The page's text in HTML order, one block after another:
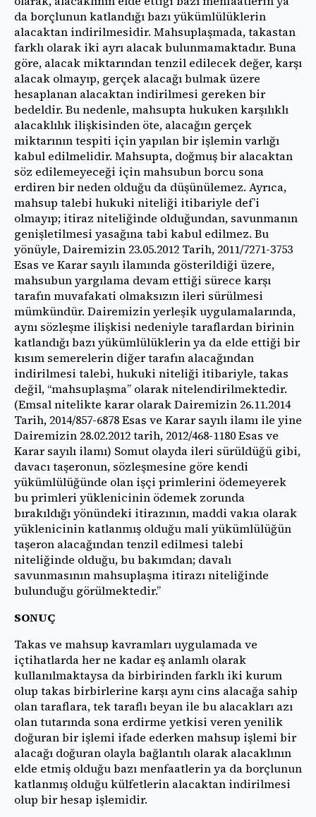
da borçlunun katlandığı bazı yükümlülüklerin
alacaktan indirilmesidir. Mahsuplaşmada, takastan
farklı olarak iki ayrı alacak bulunmamaktadır. Buna
göre, alacak miktarından tenzil edilecek değer, karşı
alacak olmayıp, gerçek alacağı bulmak üzere
hesaplanan alacaktan indirilmesi gereken bir
bedeldir. Bu nedenle, mahsupta hukuken karşılıklı
alacaklılık ilişkisinden öte, alacağın gerçek
miktarının tespiti için yapılan bir işlemin varlığı
kabul edilmelidir. Mahsupta, doğmuş bir alacaktan
söz edilemeyeceği için mahsubun borcu sona
erdiren bir neden olduğu da düşünülemez. Ayrıca,
mahsup talebi hukuki niteliği itibariyle def’i
olmayıp; itiraz niteliğinde olduğundan, savunmanın
genişletilmesi yasağına tabi kabul edilmez. Bu
yönüyle, Dairemizin 23.05.2012 Tarih, 2011/7271-3753
Esas ve Karar sayılı ilamında gösterildiği üzere,
mahsubun yargılama devam ettiği sürece karşı
tarafın muvafakati olmaksızın ileri sürülmesi
mümkündür. Dairemizin yerleşik uygulamalarında,
aynı sözleşme ilişkisi nedeniyle taraflardan birinin
katlandığı bazı yükümlülüklerin ya da elde ettiği bir
kısım semerelerin diğer tarafın alacağından
indirilmesi talebi, hukuki niteliği itibariyle, takas
değil, “mahsuplaşma” olarak nitelendirilmektedir.
(Emsal nitelikte karar olarak Dairemizin 26.11.2014
Tarih, 2014/857-6878 Esas ve Karar sayılı ilamı ile yine
Dairemizin 28.02.2012 tarih, 2012/468-1180 Esas ve
Karar sayılı ilamı) Somut olayda ileri sürüldüğü gibi,
davacı taşeronun, sözleşmesine göre kendi
yükümlülüğünde olan işçi primlerini ödemeyerek
bu primleri yüklenicinin ödemek zorunda
bırakıldığı yönündeki itirazının, maddi vakıa olarak
yüklenicinin katlanmış olduğu mali yükümlülüğün
taşeron alacağından tenzil edilmesi talebi
niteliğinde olduğu, bu bakımdan; davalı
savunmasının mahsuplaşma itirazı niteliğinde
bulunduğu görülmektedir.”
SONUÇ
Takas ve mahsup kavramları uygulamada ve
içtihatlarda her ne kadar eş anlamlı olarak
kullanılmaktaysa da birbirinden farklı iki kurum
olup takas birbirlerine karşı aynı cins alacağa sahip
olan taraflara, tek taraflı beyan ile bu alacakları azı
olan tutarında sona erdirme yetkisi veren yenilik
doğuran bir işlemi ifade ederken mahsup işlemi bir
alacağı doğuran olayla bağlantılı olarak alacaklının
elde etmiş olduğu bazı menfaatlerin ya da borçlunun
katlanmış olduğu külfetlerin alacaktan indirilmesi
olup bir hesap işlemidir.